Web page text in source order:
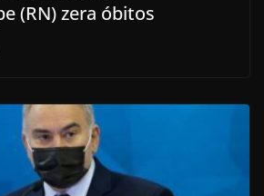
(RN) zera óbitos